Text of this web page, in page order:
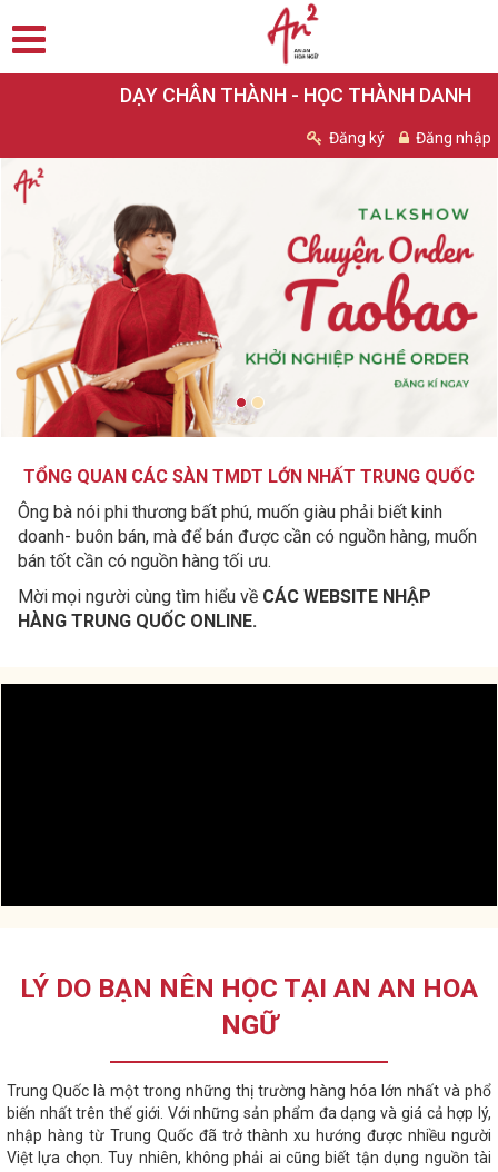
DẠY CHÂN THÀNH - HỌC THÀNH DANH
Đăng ký Đăng nhập
TỔNG QUAN CÁC SÀN TMDT LỚN NHẤT TRUNG QUỐC
Ông bà nói phi thương bất phú, muốn giàu phải biết kinh
doanh- buôn bán, mà để bán được cần có nguồn hàng, muốn
bán tốt cần có nguồn hàng tối ưu.
Mời mọi người cùng tìm hiểu về CÁC WEBSITE NHẬP
HÀNG TRUNG QUỐC ONLINE.
LÝ DO BẠN NÊN HỌC TẠI AN AN HOA
NGỮ
Trung Quốc là một trong những thị trường hàng hóa lớn nhất và phổ
biến nhất trên thế giới. Với những sản phẩm đa dạng và giá cả hợp lý,
nhập hàng từ Trung Quốc đã trở thành xu hướng được nhiều người
Việt lựa chọn. Tuy nhiên, không phải ai cũng biết tận dụng nguồn tài